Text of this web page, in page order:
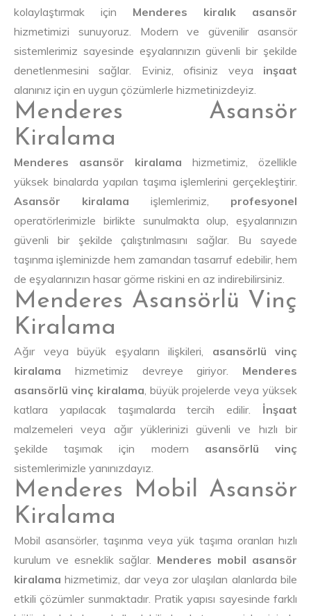
kolaylaştırmak için Menderes kiralık asansör
hizmetimizi sunuyoruz. Modern ve güvenilir asansör
sistemlerimiz sayesinde eşyalarınızın güvenli bir şekilde
denetlenmesini sağlar. Eviniz, ofisiniz veya inşaat
alanınız için en uygun çözümlerle hizmetinizdeyiz.
Menderes Asansör
Kiralama
Menderes asansör kiralama hizmetimiz, özellikle
yüksek binalarda yapılan taşıma işlemlerini gerçekleştirir.
Asansör kiralama işlemlerimiz, profesyonel
operatörlerimizle birlikte sunulmakta olup, eşyalarınızın
güvenli bir şekilde çalıştırılmasını sağlar. Bu sayede
taşınma işleminizde hem zamandan tasarruf edebilir, hem
de eşyalarınızın hasar görme riskini en az indirebilirsiniz.
Menderes Asansörlü Vinç
Kiralama
Ağır veya büyük eşyaların ilişkileri, asansörlü vinç
kiralama hizmetimiz devreye giriyor. Menderes
asansörlü vinç kiralama , büyük projelerde veya yüksek
katlara yapılacak taşımalarda tercih edilir. İnşaat
malzemeleri veya ağır yüklerinizi güvenli ve hızlı bir
şekilde taşımak için modern asansörlü vinç
sistemlerimizle yanınızdayız.
Menderes Mobil Asansör
Kiralama
Mobil asansörler, taşınma veya yük taşıma oranları hızlı
kurulum ve esneklik sağlar. Menderes mobil asansör
kiralama hizmetimiz, dar veya zor ulaşılan alanlarda bile
etkili çözümler sunmaktadır. Pratik yapısı sayesinde farklı